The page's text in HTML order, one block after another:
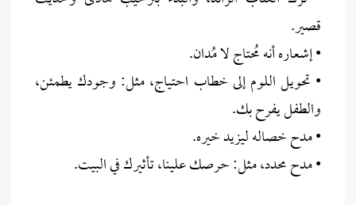
قصير.
• إشعاره أنه مُحتاج لا مُدان.
• تحويل اللوم إلى خطاب احتياج، مثل: وجودك يطمئن،
والطفل يفرح بك.
• مدح خصاله ليزيد خيره.
• مدح محدد، مثل: حرصك علينا، تأثيرك في البيت.